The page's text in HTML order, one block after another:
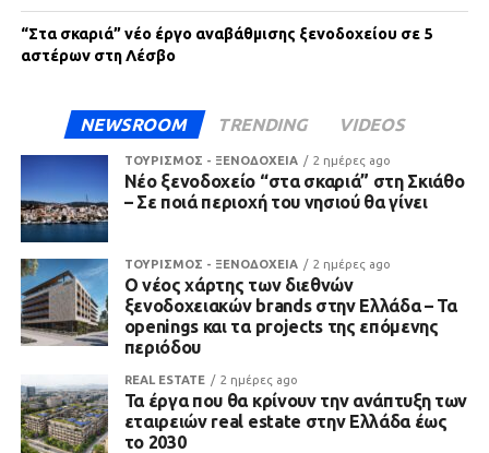
“Στα σκαριά” νέο έργο αναβάθμισης ξενοδοχείου σε 5
αστέρων στη Λέσβο
NEWSROOM TRENDING VIDEOS
ΤΟΥΡΙΣΜΟΣ - ΞΕΝΟΔΟΧΕΙΑ 2 ημέρες ago
Νέο ξενοδοχείο “στα σκαριά” στη Σκιάθο
– Σε ποιά περιοχή του νησιού θα γίνει
ΤΟΥΡΙΣΜΟΣ - ΞΕΝΟΔΟΧΕΙΑ 2 ημέρες ago
Ο νέος χάρτης των διεθνών
ξενοδοχειακών brands στην Ελλάδα – Τα
openings και τα projects της επόμενης
περιόδου
REAL ESTATE 2 ημέρες ago
Τα έργα που θα κρίνουν την ανάπτυξη των
εταιρειών real estate στην Ελλάδα έως
το 2030